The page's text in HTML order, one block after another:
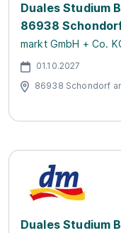
Duales Studium
86938
markt GmbH + Co.
01.10.2027
86938 Schondorf
Duales Studium